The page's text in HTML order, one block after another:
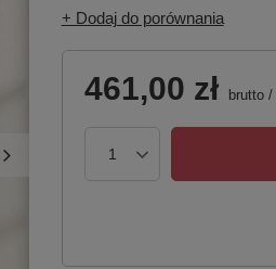
+ Dodaj do porównania
461,00 zł brutto/